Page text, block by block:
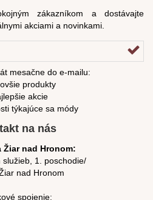
zákazníkom a dostávajte
akciami a novinkami.
mesačne do e-mailu:
produkty
akcie
týkajúce sa módy
na nás
Žiar nad Hronom:
služieb, 1. poschodie/
nad Hronom
spojenie: